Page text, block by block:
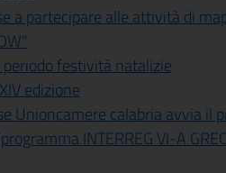
a partecipare alle attività di
festività natalizie
edizione
Unioncamere calabria avvia il
INTERREG VI-A